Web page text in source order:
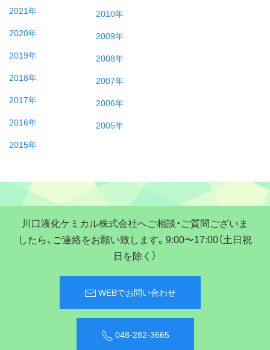
2021年
2020年
2019年
2018年
2017年
2016年
2015年
2010年
2009年
2008年
2007年
2006年
2005年
川口液化ケミカル株式会社へご相談・ご質問ございま
したら、ご連絡をお願い致します。9:00〜17:00（土日祝
日を除く）
WEBでお問い合わせ
048-282-3665